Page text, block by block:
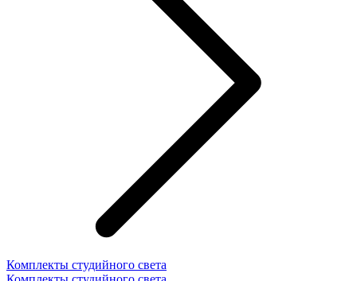
Комплекты студийного света